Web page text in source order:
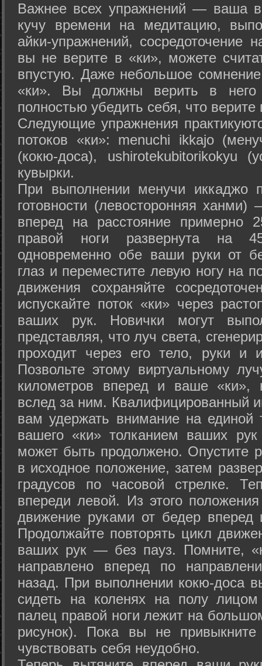
Важнее всех упражнений — ваша
кучу времени на медитацию,
айки-упражнений, сосредоточение
вы не верите в «ки», можете
впустую. Даже небольшое сомнение
«ки». Вы должны верить в
полностью убедить себя, что верите
Следующие упражнения
потоков «ки»: menuchi ikkajo
(кокю-доса), ushiro­tekubitori­kokyu
кувырки.
При выполнении менучи иккаджо
готовности (левосторонняя
вперед на расстояние примерно
правой ноги развернута на
одновременно обе ваши руки от
глаз и переместите левую ногу на
движения сохраняйте
испускайте поток «ки» через
ваших рук. Новички могут
представляя, что луч света,
проходит через его тело, руки и
Позвольте этому виртуальному
километров вперед и ваше «ки»,
вслед за ним. Квалифицированный
вам удержать внимание на единой
вашего «ки» толканием ваших
может быть продолжено. Опустите
в исходное положение, затем
градусов по часовой стрелке.
впереди левой. Из этого
движение руками от бедер вперед
Продолжайте повторять цикл
ваших рук — без пауз. Помните,
направлено вперед по
назад. При выполнении кокю-доса
сидеть на коленях на полу
палец правой ноги лежит на
рисунок). Пока вы не
чувствовать себя неудобно.